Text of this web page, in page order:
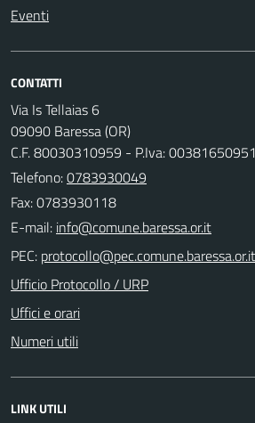
Eventi
CONTATTI
Via Is Tellaias 6
09090 Baressa (OR)
C.F. 80030310959 - P.Iva: 00381650951
Telefono:0783930049
Fax: 0783930118
E-mail:
PEC:
Ufficio Protocollo / URP
Uffici e orari
Numeri utili
LINK UTILI